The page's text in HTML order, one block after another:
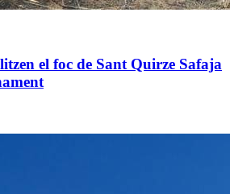
el foc de Sant Quirze Safaja